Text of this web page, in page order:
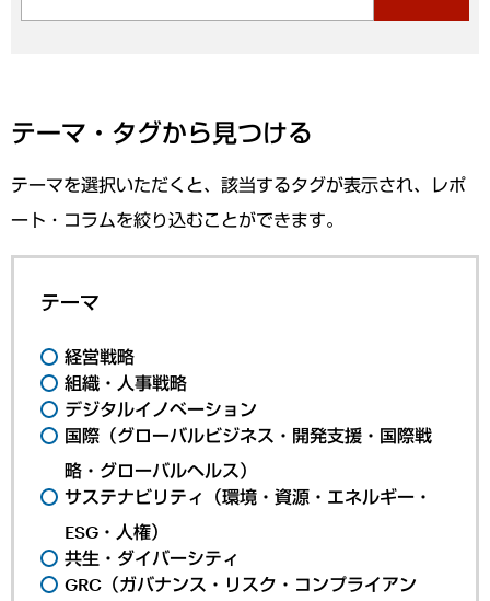
テーマ・タグから見つける
テーマを選択いただくと、該当するタグが表示され、レポ
ート・コラムを絞り込むことができます。
テーマ
経営戦略
組織・人事戦略
デジタルイノベーション
国際（グローバルビジネス・開発支援・国際戦
略・グローバルヘルス）
サステナビリティ（環境・資源・エネルギー・
ESG・人権）
共生・ダイバーシティ
GRC（ガバナンス・リスク・コンプライアン